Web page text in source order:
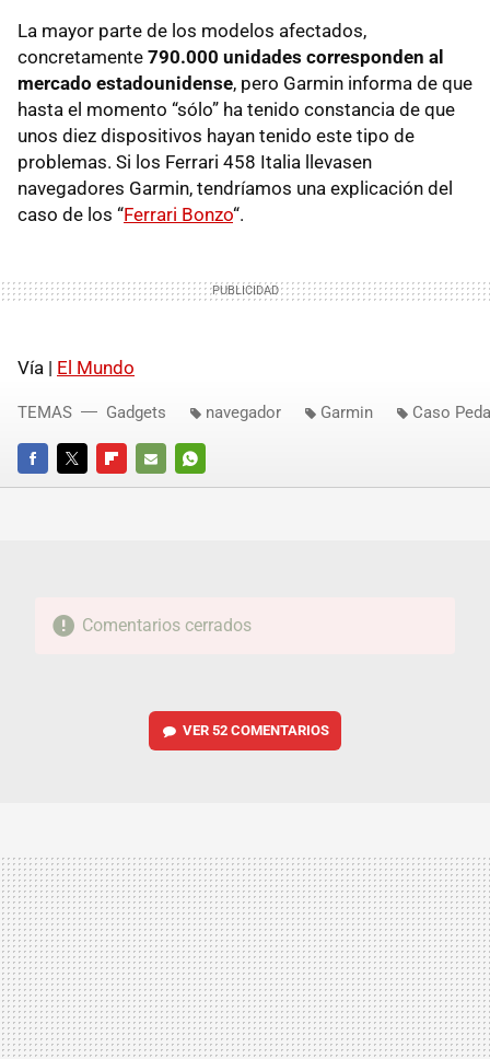
La mayor parte de los modelos afectados,
concretamente 790.000 unidades corresponden al
mercado estadounidense, pero Garmin informa de que
hasta el momento “sólo” ha tenido constancia de que
unos diez dispositivos hayan tenido este tipo de
problemas. Si los Ferrari 458 Italia llevasen
navegadores Garmin, tendríamos una explicación del
caso de los “Ferrari Bonzo“.
Vía | El Mundo
FACEBOOKTWITTERFLIPBOARD
E-
WHATSAPP
TEMAS Gadgets navegador Garmin Caso
Comentarios cerrados
VER 52 COMENTARIOS